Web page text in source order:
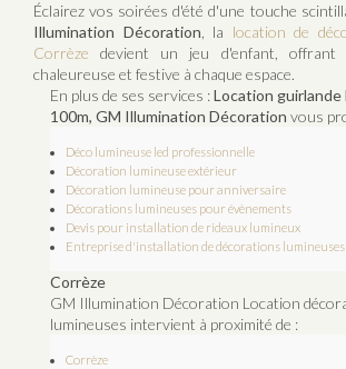
Éclairez vos soirées d'été d'une touche
Illumination Décoration , la location de
Corrèze devient un jeu d'enfant, offrant
chaleureuse et festive à chaque espace.
En plus de ses services :Location guirlande
100m, GM Illumination Décoration vous
Déco lumineuse led professionnelle
Décoration lumineuse extérieur
Décoration lumineuse pour anniversaire
Décorations lumineuses pour évènements
Devis pour installation de rideaux lumineux
Entreprise d'installation de décorations lumineuses
Corrèze
GM Illumination Décoration Location
lumineuses intervient à proximité de :
Corrèze